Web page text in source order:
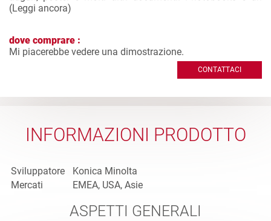
(Leggi ancora)
dove comprare :
Mi piacerebbe vedere una dimostrazione.
CONTATTACI
INFORMAZIONI PRODOTTO
Sviluppatore
Konica Minolta
Mercati
EMEA, USA, Asie
ASPETTI GENERALI